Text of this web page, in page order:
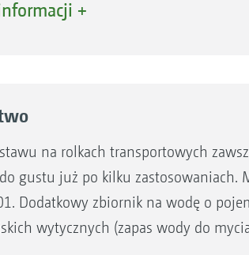
warunki jazdy na skłonach dzięki
+
na rolkach transportowych
gustu już po kilku zastosowaniach.
Dodatkowy zbiornik na wodę o
wytycznych (zapas wody do